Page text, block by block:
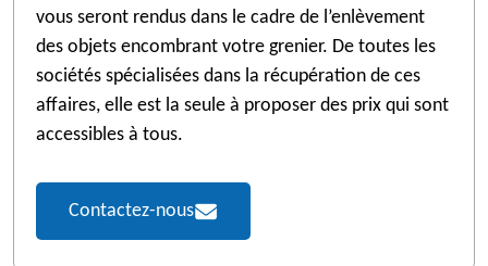
vous seront rendus dans le cadre de l’enlèvement
des objets encombrant votre grenier. De toutes les
sociétés spécialisées dans la récupération de ces
affaires, elle est la seule à proposer des prix qui sont
accessibles à tous.
Contactez-nous